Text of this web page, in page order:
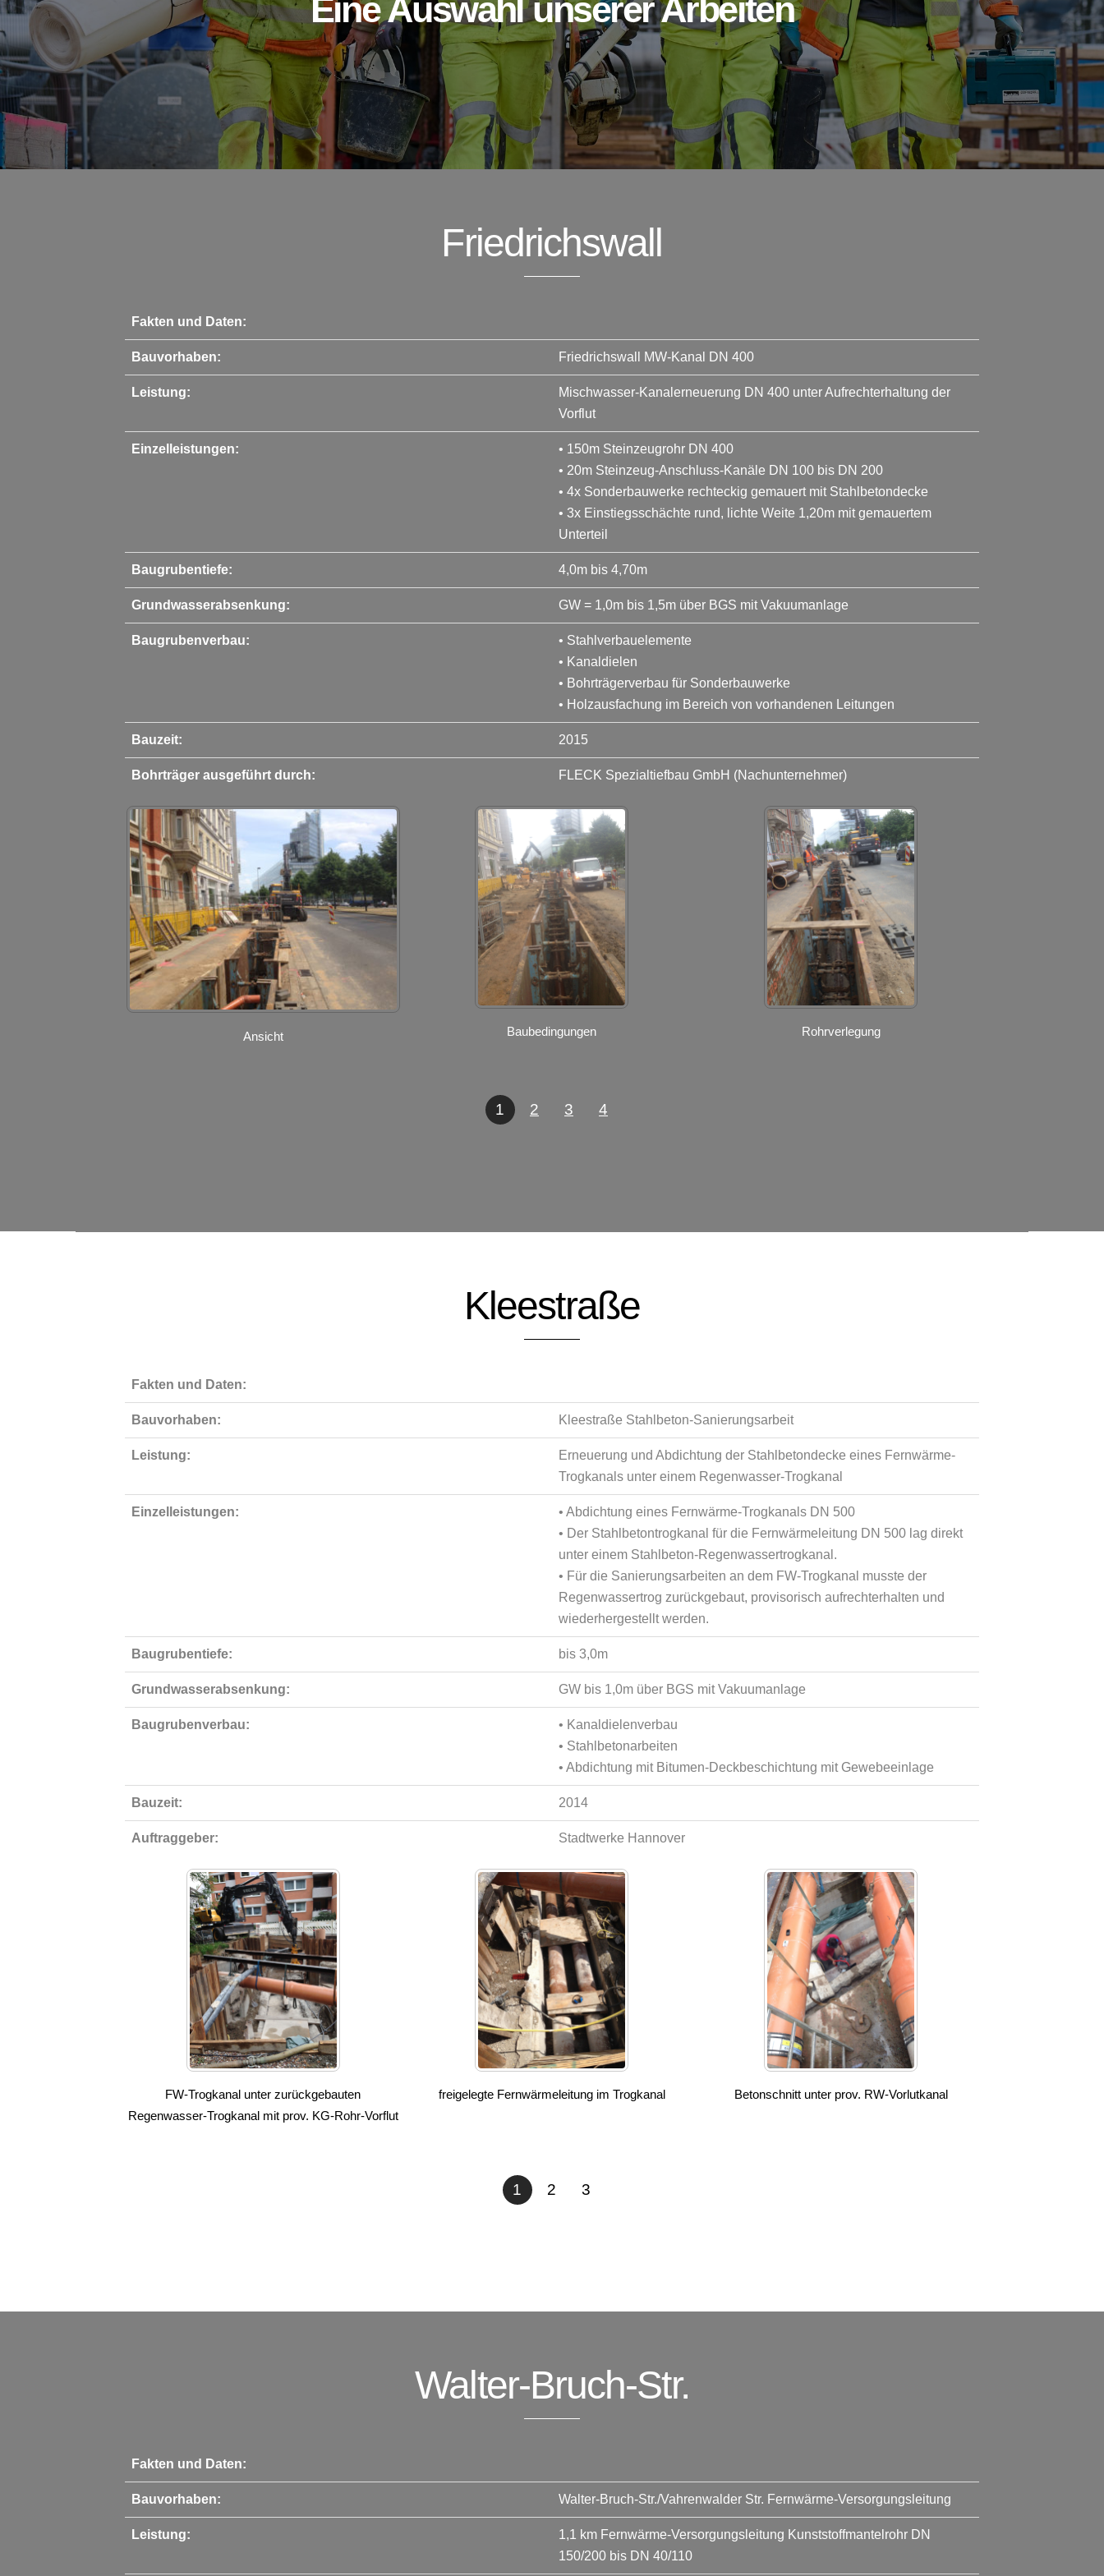
Eine Auswahl unserer Arbeiten
Friedrichswall
Fakten und Daten:
Bauvorhaben: Friedrichswall MW-Kanal DN 400
Leistung:
Mischwasser-Kanalerneuerung DN 400 unter Aufrechterhaltung der
Vorflut
Einzelleistungen:
• 150m Steinzeugrohr DN 400
• 20m Steinzeug-Anschluss-Kanäle DN 100 bis DN 200
• 4x Sonderbauwerke rechteckig gemauert mit Stahlbetondecke
• 3x Einstiegsschächte rund, lichte Weite 1,20m mit gemauertem
Unterteil
Baugrubentiefe: 4,0m bis 4,70m
Grundwasserabsenkung: GW = 1,0m bis 1,5m über BGS mit Vakuumanlage
Baugrubenverbau:
• Stahlverbauelemente
• Kanaldielen
• Bohrträgerverbau für Sonderbauwerke
• Holzausfachung im Bereich von vorhandenen Leitungen
Bauzeit: 2015
Bohrträger ausgeführt durch: FLECK Spezialtiefbau GmbH (Nachunternehmer)
Ansicht Baubedingungen Rohrverlegung
1 2 3 4
Kleestraße
Fakten und Daten:
Bauvorhaben: Kleestraße Stahlbeton-Sanierungsarbeit
Leistung:
Erneuerung und Abdichtung der Stahlbetondecke eines Fernwärme-
Trogkanals unter einem Regenwasser-Trogkanal
Einzelleistungen:
• Abdichtung eines Fernwärme-Trogkanals DN 500
• Der Stahlbetontrogkanal für die Fernwärmeleitung DN 500 lag direkt
unter einem Stahlbeton-Regenwassertrogkanal.
• Für die Sanierungsarbeiten an dem FW-Trogkanal musste der
Regenwassertrog zurückgebaut, provisorisch aufrechterhalten und
wiederhergestellt werden.
Baugrubentiefe: bis 3,0m
Grundwasserabsenkung: GW bis 1,0m über BGS mit Vakuumanlage
Baugrubenverbau:
• Kanaldielenverbau
• Stahlbetonarbeiten
• Abdichtung mit Bitumen-Deckbeschichtung mit Gewebeeinlage
Bauzeit: 2014
Auftraggeber: Stadtwerke Hannover
FW-Trogkanal unter zurückgebauten
Regenwasser-Trogkanal mit prov. KG-Rohr-Vorflut
freigelegte Fernwärmeleitung im Trogkanal Betonschnitt unter prov. RW-Vorlutkanal
1 2 3
Walter-Bruch-Str.
Fakten und Daten:
Bauvorhaben: Walter-Bruch-Str./Vahrenwalder Str. Fernwärme-Versorgungsleitung
Leistung:
1,1 km Fernwärme-Versorgungsleitung Kunststoffmantelrohr DN
150/200 bis DN 40/110